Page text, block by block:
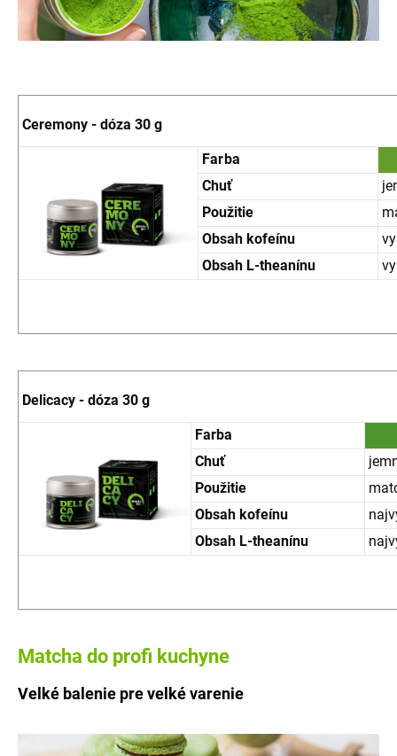
Ceremony - dóza 30 g
Farba
Chuť
Použitie
Obsah kofeínu
Obsah L-theanínu
Delicacy - dóza 30 g
Farba
Chuť
Použitie
Obsah kofeínu
Obsah L-theanínu
Matcha do profi kuchyne
Velké balenie pre velké varenie